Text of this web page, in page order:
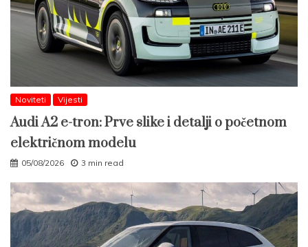
Noviteti Vijesti
Audi A2 e-tron: Prve slike i detalji o početnom
električnom modelu
05/08/2026 3 min read